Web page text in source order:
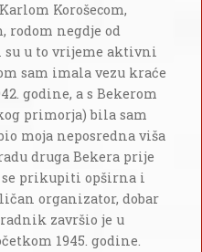
Korošecom,
negdje od
su u to vrijeme aktivni
sam imala vezu kraće
godine, a s Bekerom
primorja) bila sam
moja neposredna viša
druga Bekera prije
se prikupiti opširna i
organizator, dobar
završio je u
1945. godine.